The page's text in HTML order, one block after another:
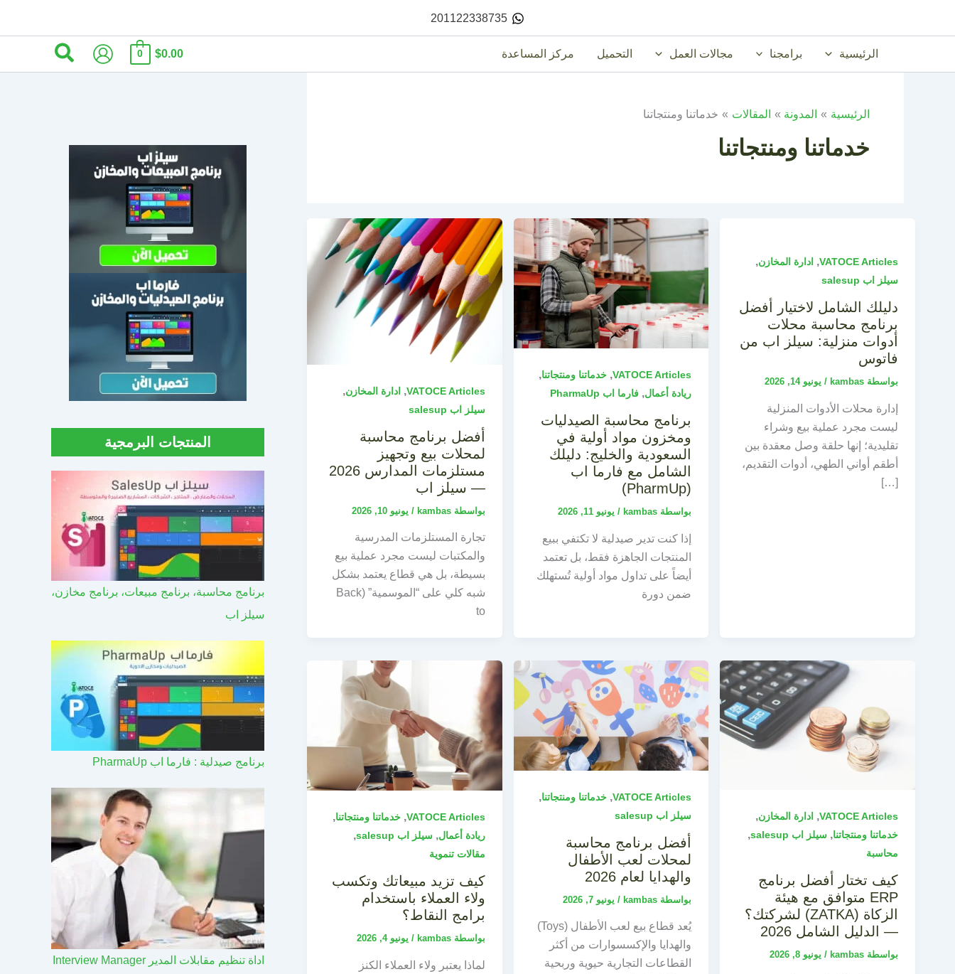
201122338735
الرئيسية برامجنا مجالات العمل التحميل مركز المساعدة $0.00
0 البحث
الرئيسية المدونة المقالات خدماتنا ومنتجاتنا
خدماتنا ومنتجاتنا
VATOCE Articles
, ادارة المخازن,
سيلز اب salesup
دليلك الشامل لاختيار أفضل
برنامج محاسبة محلات
أدوات منزلية: سيلز اب من
فاتوس
بواسطة kambas
/ يونيو 14, 2026
إدارة محلات الأدوات المنزلية
ليست مجرد عملية بيع وشراء
تقليدية؛ إنها حلقة وصل معقدة بين
أطقم أواني الطهي، أدوات التقديم،
[…]
VATOCE Articles
, خدماتنا ومنتجاتنا,
ريادة أعمال, فارما اب PharmaUp
برنامج محاسبة الصيدليات
ومخزون مواد أولية في
السعودية والخليج: دليلك
الشامل مع فارما اب
(PharmUp)
بواسطة kambas
/ يونيو 11, 2026
إذا كنت تدير صيدلية لا تكتفي ببيع
المنتجات الجاهزة فقط، بل تعتمد
أيضاً على تداول مواد أولية تُستهلك
ضمن دورة
VATOCE Articles
, ادارة المخازن,
سيلز اب salesup
أفضل برنامج محاسبة
لمحلات بيع وتجهيز
مستلزمات المدارس 2026
— سيلز اب
بواسطة kambas
/ يونيو 10, 2026
تجارة المستلزمات المدرسية
والمكتبات ليست مجرد عملية بيع
بسيطة، بل هي قطاع يعتمد بشكل
شبه كلي على “الموسمية” (Back
to
VATOCE Articles
, ادارة المخازن,
خدماتنا ومنتجاتنا, سيلز اب salesup ,
محاسبة
كيف تختار أفضل برنامج
ERP متوافق مع هيئة
الزكاة (ZATKA) لشركتك؟
— الدليل الشامل 2026
بواسطة kambas
/ يونيو 8, 2026
VATOCE Articles
, خدماتنا ومنتجاتنا,
سيلز اب salesup
أفضل برنامج محاسبة
لمحلات لعب الأطفال
والهدايا لعام 2026
بواسطة kambas
/ يونيو 7, 2026
يُعد قطاع بيع لعب الأطفال (Toys)
والهدايا والإكسسوارات من أكثر
القطاعات التجارية حيوية وربحية
VATOCE Articles
,خدماتنا ومنتجاتنا,
ريادة أعمال,سيلز اب salesup ,
مقالات تنموية
كيف تزيد مبيعاتك وتكسب
ولاء العملاء باستخدام
برامج النقاط؟
بواسطة kambas
/ يونيو 4, 2026
لماذا يعتبر ولاء العملاء الكنز
المنتجات البرمجية
برنامج محاسبة، برنامج مبيعات، برنامج مخازن،
سيلز اب
برنامج صيدلية : فارما اب PharmaUp​
اداة تنظيم مقابلات المدير Interview Manager